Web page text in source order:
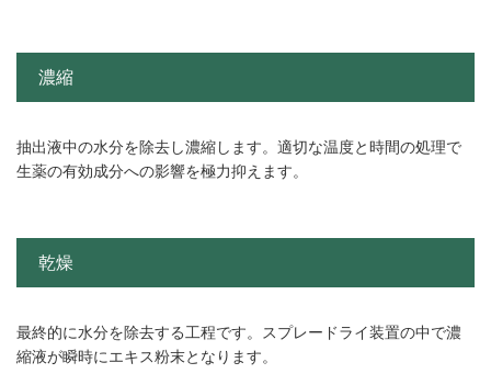
濃縮
抽出液中の水分を除去し濃縮します。適切な温度と時間の処理で
生薬の有効成分への影響を極力抑えます。
乾燥
最終的に水分を除去する工程です。スプレードライ装置の中で濃
縮液が瞬時にエキス粉末となります。